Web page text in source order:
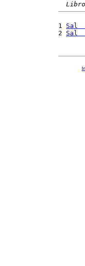
1 Sal
2 Sal